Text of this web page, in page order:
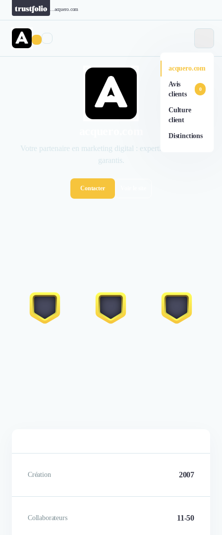
acquero.com
acquero.com
Avis
clients
0
Culture
client
Distinctions
Votre partenaire en marketing digital : expertise et résultats
garantis.
Contacter
Création 2007
Collaborateurs 11-50